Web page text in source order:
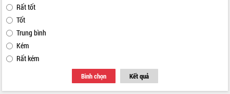
Rất tốt
Tốt
Trung bình
Kém
Rất kém
Bình chọn Kết quả